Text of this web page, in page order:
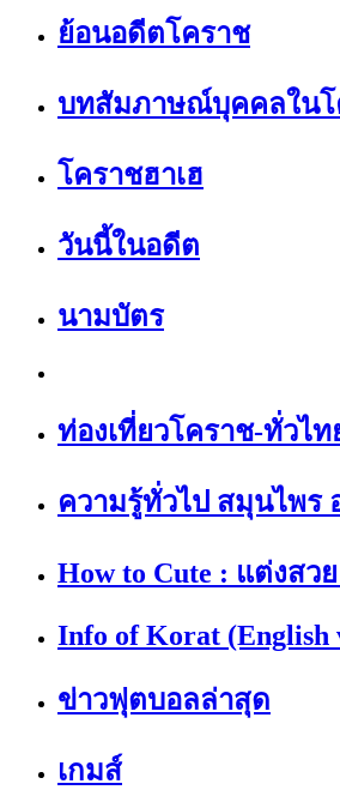
ย้อนอดีตโคราช
บทสัมภาษณ์บุคคลในโ
โคราชฮาเฮ
วันนี้ในอดีต
นามบัตร
ท่องเที่ยวโคราช-ทั่วไท
ความรู้ทั่วไป สมุนไพร
How to Cute : แต่งสว
Info of Korat (English
ข่าวฟุตบอลล่าสุด
เกมส์